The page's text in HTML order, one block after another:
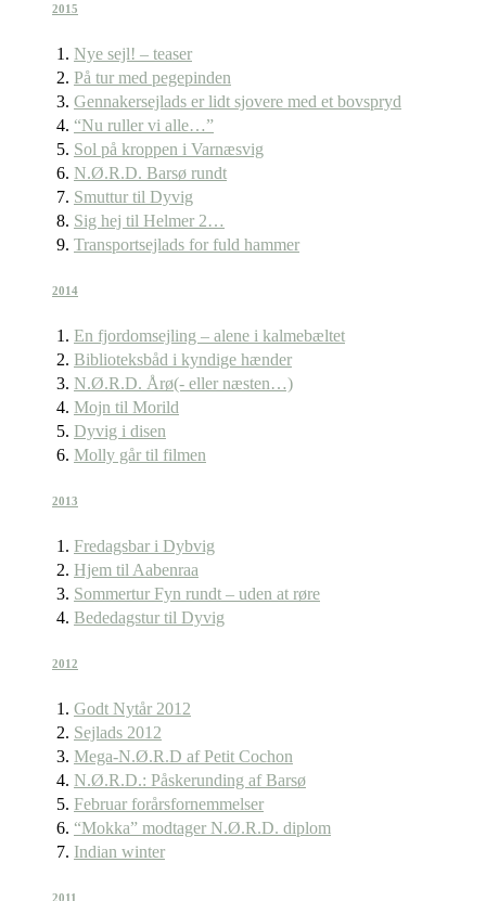
2015
Nye sejl! – teaser
På tur med pegepinden
Gennakersejlads er lidt sjovere med et bovspryd
“Nu ruller vi alle…”
Sol på kroppen i Varnæsvig
N.Ø.R.D. Barsø rundt
Smuttur til Dyvig
Sig hej til Helmer 2…
Transportsejlads for fuld hammer
2014
En fjordomsejling – alene i kalmebæltet
Biblioteksbåd i kyndige hænder
N.Ø.R.D. Årø(- eller næsten…)
Mojn til Morild
Dyvig i disen
Molly går til filmen
2013
Fredagsbar i Dybvig
Hjem til Aabenraa
Sommertur Fyn rundt – uden at røre
Bededagstur til Dyvig
2012
Godt Nytår 2012
Sejlads 2012
Mega-N.Ø.R.D af Petit Cochon
N.Ø.R.D.: Påskerunding af Barsø
Februar forårsfornemmelser
“Mokka” modtager N.Ø.R.D. diplom
Indian winter
2011